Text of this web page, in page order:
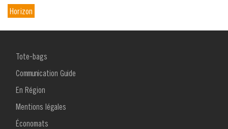
Horizon
MENU
FOOTER
Tote-bags
Communication Guide
En Région
Mentions légales
Économats